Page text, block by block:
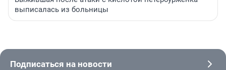
выписалась из больницы
Подписаться на новости